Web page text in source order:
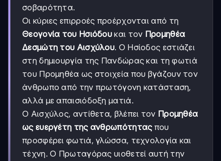
σοβαρότητα.
Οι κύριες επιρροές προέρχονται από τη
Θεογονία του Ησιόδου και τον Προμηθέα
Δεσμώτη του Αισχύλου. Ο Ησίοδος εστιάζει
στη δημιουργία της Πανδώρας και τη φωτιά
του Προμηθέα ως στοιχεία που βγάζουν τον
άνθρωπο από την πρωτόγονη κατάσταση,
αλλά με απαισιόδοξη ματιά.
Ο Αισχύλος, αντίθετα, βλέπει τον Προμηθέα
ως ευεργέτη της ανθρωπότηταςπου
προσφέρει φωτιά, γλώσσα, τεχνολογία και
τέχνη. Ο Πρωταγόρας υιοθετεί αυτή την